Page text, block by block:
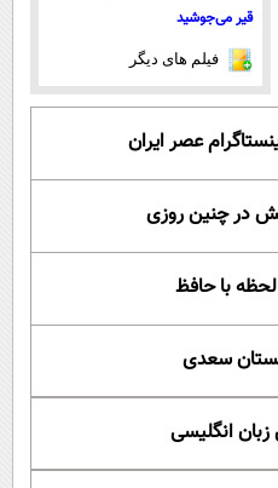
قیر می‌جوشید
فیلم های دیگر
عصر ایران
با حافظ
سعدی
انگلیسی